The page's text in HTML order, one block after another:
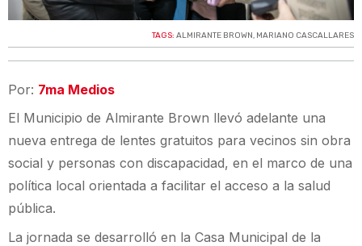
TAGS: ALMIRANTE BROWN, MARIANO CASCALLARES
Por: 7ma Medios
El Municipio de Almirante Brown llevó adelante una
nueva entrega de lentes gratuitos para vecinos sin obra
social y personas con discapacidad, en el marco de una
política local orientada a facilitar el acceso a la salud
pública.
La jornada se desarrolló en la Casa Municipal de la